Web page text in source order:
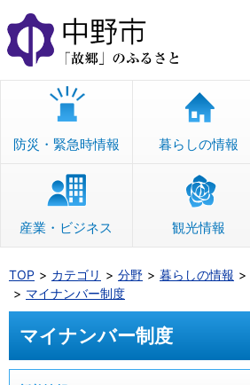
本
文
へ
移
防災・緊急時情報 暮らしの情報
産業・ビジネス 観光情報
TOP カテゴリ 分野 暮らしの情報
マイナンバー制度
マイナンバー制度